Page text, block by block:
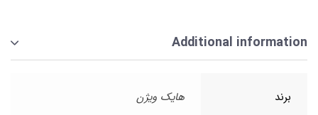
Additional information
برند هایک ویژن